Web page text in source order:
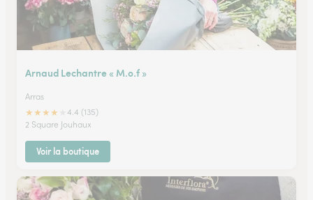
Arnaud Lechantre « M.o.f »
Arras
★★★★
4.4 (135)
2 Square Jouhaux
Voir la boutique